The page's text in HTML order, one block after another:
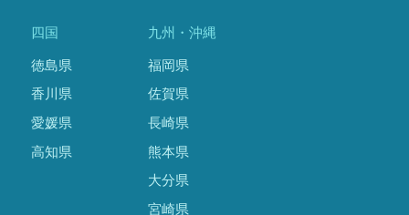
四国
徳島県
香川県
愛媛県
高知県
九州・沖縄
福岡県
佐賀県
長崎県
熊本県
大分県
宮崎県